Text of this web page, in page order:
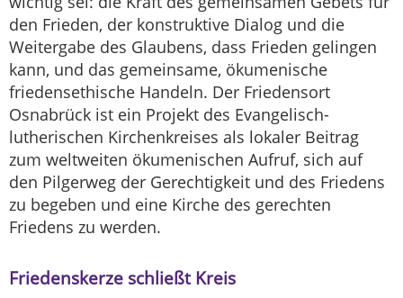
den Frieden, der konstruktive Dialog und die
Weitergabe des Glaubens, dass Frieden gelingen
kann, und das gemeinsame, ökumenische
friedensethische Handeln. Der Friedensort
Osnabrück ist ein Projekt des Evangelisch-
lutherischen Kirchenkreises als lokaler Beitrag
zum weltweiten ökumenischen Aufruf, sich auf
den Pilgerweg der Gerechtigkeit und des Friedens
zu begeben und eine Kirche des gerechten
Friedens zu werden.
Friedenskerze schließt Kreis